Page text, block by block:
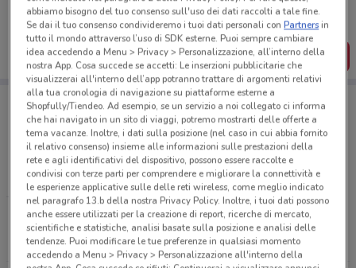
salvarle e creare la tua lista del risparmio, comodamente
dal tuo cellulare.
SCARICA L’APP
Negozi di Novità a Sora
LOACKER
Tutti i negozi
abbiamo bisogno del tuo consenso sull'uso dei dati raccolti a tale fine.
Se dai il tuo consenso condivideremo i tuoi dati personali conPartnersin
tutto il mondo attraverso l’uso di SDK esterne. Puoi sempre cambiare
idea accedendo a Menu > Privacy > Personalizzazione, all’interno della
nostra App. Cosa succede se accetti: Le inserzioni pubblicitarie che
visualizzerai all'interno dell’app potranno trattare di argomenti relativi
alla tua cronologia di navigazione su piattaforme esterne a
Shopfully/Tiendeo. Ad esempio, se un servizio a noi collegato ci informa
che hai navigato in un sito di viaggi, potremo mostrarti delle offerte a
tema vacanze. Inoltre, i dati sulla posizione (nel caso in cui abbia fornito
il relativo consenso) insieme alle informazioni sulle prestazioni della
rete e agli identificativi del dispositivo, possono essere raccolte e
condivisi con terze parti per comprendere e migliorare la connettività e
le esperienze applicative sulle delle reti wireless, come meglio indicato
nel paragrafo 13.b della nostra Privacy Policy. Inoltre, i tuoi dati possono
anche essere utilizzati per la creazione di report, ricerche di mercato,
scientifiche e statistiche, analisi basate sulla posizione e analisi delle
tendenze. Puoi modificare le tue preferenze in qualsiasi momento
accedendo a Menu > Privacy > Personalizzazione all'interno della